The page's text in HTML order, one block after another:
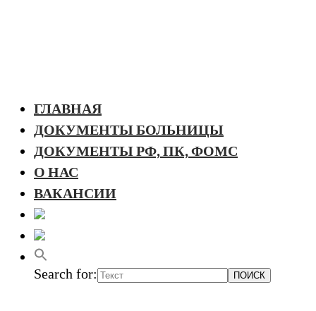
ГЛАВНАЯ
ДОКУМЕНТЫ БОЛЬНИЦЫ
ДОКУМЕНТЫ РФ, ПК, ФОМС
О НАС
ВАКАНСИИ
Search for: